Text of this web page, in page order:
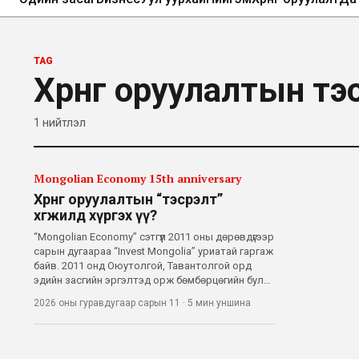
TAG
Хөрөнгө оруулалтын
1 нийтлэл
Mongolian Economy 15th anniversary
Хөрөнгө оруулалтын “тэсрэлт”
хөгжилд хүргэх үү?
“Mongolian Economy” сэтгүүл 2011 оны дөрөвдүгээр
сарын дугаараа “Invest Mongolia” уриатай гаргаж
байв. 2011 онд Оюутолгой, Тавантолгой орд
эдийн засгийн эргэлтэд орж бөмбөрцөгийн булан
Гадаад худалдааны нийт эргэлт ДНБ-тэй
тэнцэж, эдийн засгийн өсөлт 11 х
2026 оны гуравдугаар сарын 11 · 5 мин уншина